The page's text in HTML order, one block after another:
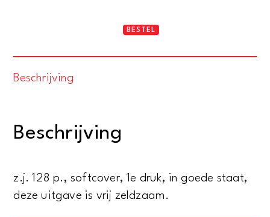
De
aantal
BESTEL
Beschrijving
Beschrijving
z.j. 128 p., softcover, 1e druk, in goede staat,
deze uitgave is vrij zeldzaam.